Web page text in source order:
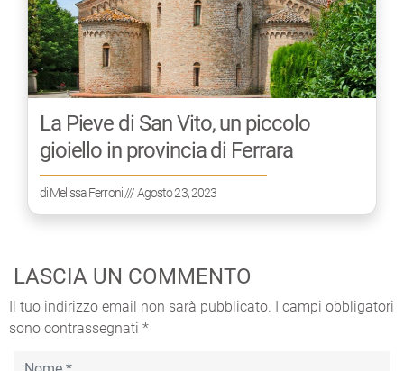
La Pieve di San Vito, un piccolo
gioiello in provincia di Ferrara
diMelissa Ferroni/// Agosto 23, 2023
LASCIA UN COMMENTO
Il tuo indirizzo email non sarà pubblicato. I campi obbligatori
sono contrassegnati *